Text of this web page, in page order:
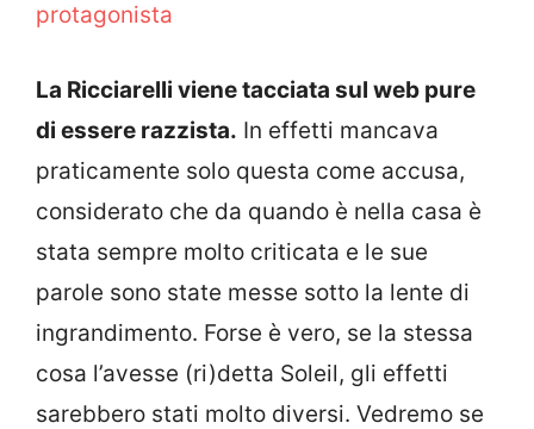
protagonista
La Ricciarelli viene tacciata sul web pure
di essere razzista. In effetti mancava
praticamente solo questa come accusa,
considerato che da quando è nella casa è
stata sempre molto criticata e le sue
parole sono state messe sotto la lente di
ingrandimento. Forse è vero, se la stessa
cosa l’avesse (ri)detta Soleil, gli effetti
sarebbero stati molto diversi. Vedremo se